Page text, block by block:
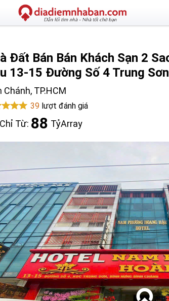
Đất Bán Bán Khách Sạn 2
13-15 Đường Số 4 Trung
Chánh, TP.HCM
39 lượt đánh giá
Từ: 88 TỷArray